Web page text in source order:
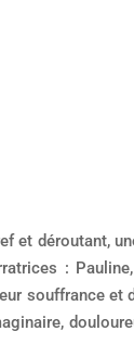
et déroutant,
: Pauline,
souffrance et